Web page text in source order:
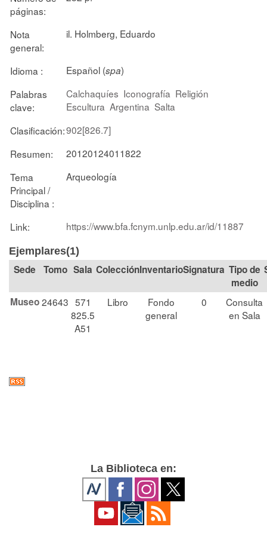
páginas:
Nota
general:
il. Holmberg, Eduardo
Idioma : Español (spa)
Palabras
clave:
Calchaquíes Iconografía Religión
Escultura Argentina Salta
Clasificación:902[826.7]
Resumen:
20120124011822
Tema
Principal /
Disciplina :
Arqueología
Link: https://www.bfa.fcnym.unlp.edu.ar/id/11887
Ejemplares(1)
Tomo Sala Colección Signatura Tipo de
medio
Museo24643 571
825.5
A51
Libro
Fondo
general
0
Consulta
en Sala
La Biblioteca en: